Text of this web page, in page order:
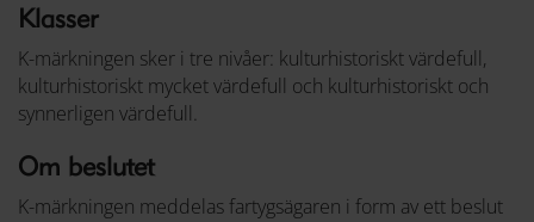
Klasser
K-märkningen sker i tre nivåer: kulturhistoriskt värdefull,
kulturhistoriskt mycket värdefull och kulturhistoriskt och
synnerligen värdefull.
Om beslutet
K-märkningen meddelas fartygsägaren i form av ett beslut